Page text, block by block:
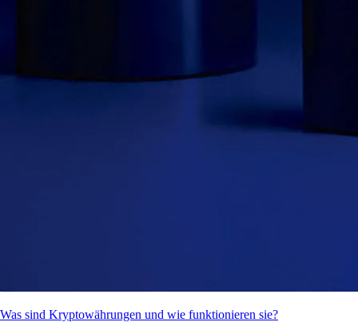
Was sind Kryptowährungen und wie funktionieren sie?